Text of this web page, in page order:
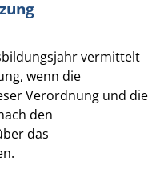
vermittelt
wenn die
Verordnung und die
den
das